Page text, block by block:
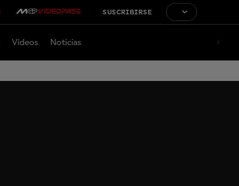
SUSCRIBIRSE
Vídeos Noticias